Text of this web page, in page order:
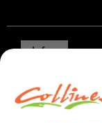
Infos
19 mars 2026 -
JOURNAL DU